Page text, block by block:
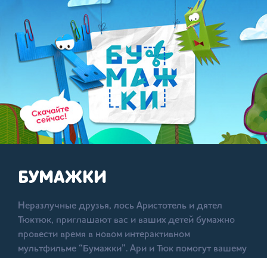
БУМАЖКИ
Неразлучные друзья, лось Аристотель и дятел
Тюктюк, приглашают вас и ваших детей бумажно
провести время в новом интерактивном
мультфильме “Бумажки”. Ари и Тюк помогут вашему